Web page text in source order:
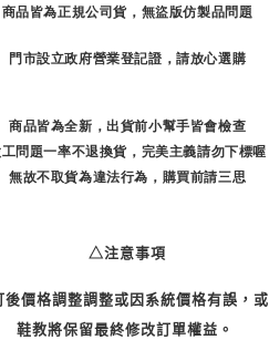
商品皆為正規公司貨，無盜版仿製品問題
門市設立政府營業登記證，請放心選購
商品皆為全新，出貨前小幫手皆會檢查
問題一率不退換貨，完美主義請勿下標喔
無故不取貨為違法行為，購買前請三思
△注意事項
價格調整調整或因系統價格有誤，
鞋教將保留最終修改訂單權益。